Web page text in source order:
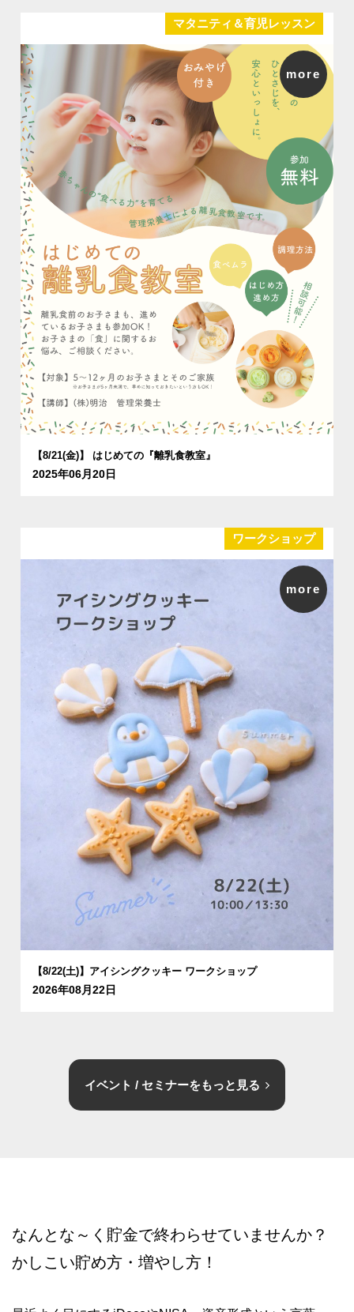
マタニティ＆育児レッスン
【8/21(金)】 はじめての『離乳食教室』
2025年06月20日
more
ワークショップ
【8/22(土)】アイシングクッキー ワークショップ
2026年08月22日
more
イベント / セミナーをもっと見る
なんとな～く貯金で終わらせていませんか？
かしこい貯め方・増やし方！